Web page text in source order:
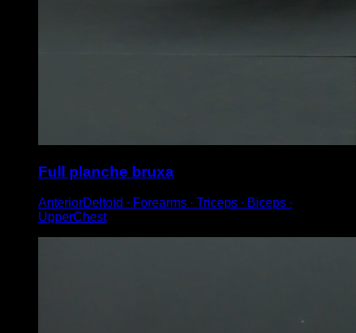
Full planche bruxa
AnteriorDeltoid ∙ Forearms ∙ Triceps ∙ Biceps ∙
UpperChest